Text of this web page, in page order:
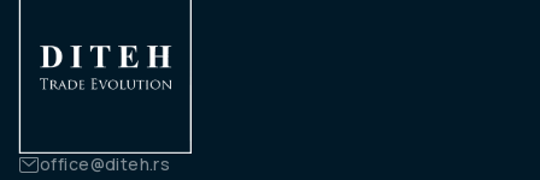
office@diteh.rs